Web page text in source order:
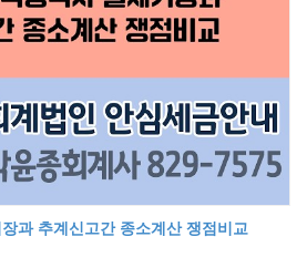
과 추계신고간 종소계산 쟁점비교